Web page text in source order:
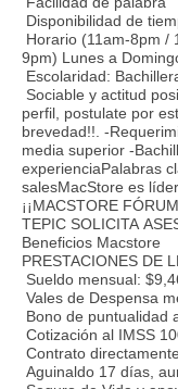
Disponibilidad de
Horario (11am-8pm /
9pm) Lunes a
Escolaridad:
Sociable y actitud
perfil, postulate por
brevedad!!. -
media superior -
experienciaPalabras
salesMacStore es
¡¡MACSTORE FÓRUM
TEPIC SOLICITA
Beneficios Macstore
PRESTACIONES DE
Sueldo mensual:
Vales de Despensa
Bono de puntualidad
Cotización al IMSS
Contrato
Aguinaldo 17 días,